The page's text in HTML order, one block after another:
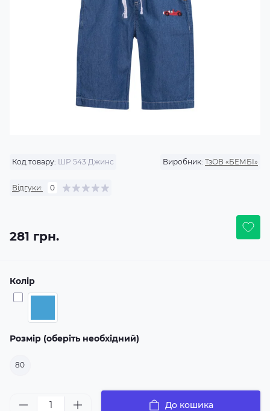
Код товару: ШР 543 Джинс Виробник: ТзОВ «БЕМБІ»
Відгуки: 0
281 грн.
Колір
Розмір (оберіть необхідний)
80
До кошика